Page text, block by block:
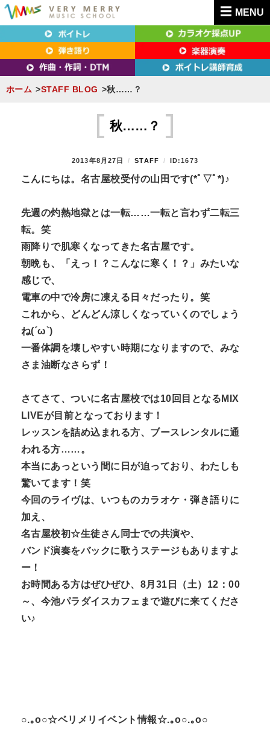
MENU
東京（新宿・八王子）・横浜・名古屋・京都で
「本気」になれるボイトレ教室｜VERY MERRY
MUSIC SCHOOL（ベリーメリー）
東京（新宿・八王子）・横浜・名古屋・京都で「本気」になれるボイトレ教室｜
VERY MERRY MUSIC SCHOOL（ベリーメリー）
ホーム STAFF BLOG 秋……？
秋……？
P
S
E
D
N
2013年8月27日
B
STAFF ID:1673
こんにちは。名古屋校受付の山田です(*ﾟ▽ﾟ*)♪
先週の灼熱地獄とは一転……一転と言わず二転三
転。笑
雨降りで肌寒くなってきた名古屋です。
朝晩も、「えっ！？こんなに寒く！？」みたいな
感じで、
電車の中で冷房に凍える日々だったり。笑
これから、どんどん涼しくなっていくのでしょう
ね(´ω`)
一番体調を壊しやすい時期になりますので、みな
さま油断なさらず！
さてさて、ついに名古屋校では10回目となるMIX
LIVEが目前となっております！
レッスンを詰め込まれる方、ブースレンタルに通
われる方……。
本当にあっという間に日が迫っており、わたしも
驚いてます！笑
今回のライヴは、いつものカラオケ・弾き語りに
加え、
名古屋校初☆生徒さん同士での共演や、
バンド演奏をバックに歌うステージもありますよ
ー！
お時間ある方はぜひぜひ、8月31日（土）12：00
～、今池パラダイスカフェまで遊びに来てくださ
い♪
○.｡o○☆ベリメリイベント情報☆.｡o○.｡o○